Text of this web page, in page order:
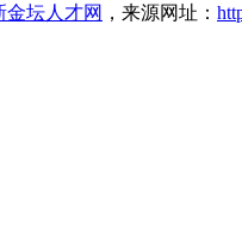
金坛人才网 ，来源网址：